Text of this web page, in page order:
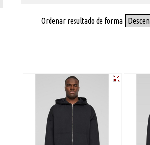
Ordenar resultado de forma